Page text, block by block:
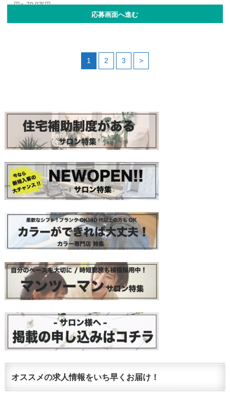
円〜70.0万円…
アシスタント アルバイト・パート
応募画面へ進む
1 2 3 >
オススメの求人情報をいち早くお届け！